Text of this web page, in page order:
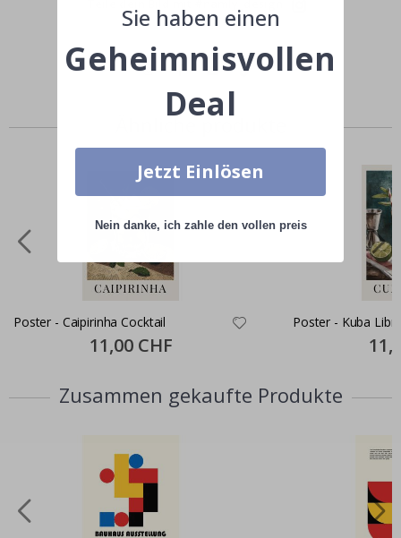
Ähnliche produkte
Poster - Caipirinha Cocktail
Special
Price
11,00 CHF
Poster - Kuba
Price
Zusammen gekaufte Produkte
Sie haben einen
Geheimnisvollen
Deal
Jetzt Einlösen
Nein danke, ich zahle den vollen preis